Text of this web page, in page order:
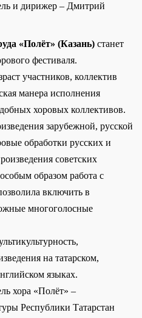
и дирижер – Дмитрий
«Полёт» (Казань) станет
фестиваля.
участников, коллектив
манера исполнения
хоровых коллективов.
зарубежной, русской
обработки русских и
советских
образом работа с
включить в
многоголосные
на татарском,
языках.
хора «Полёт» –
Республики Татарстан